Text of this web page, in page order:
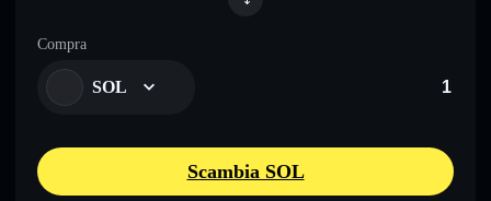
Compra
SOL
Scambia SOL